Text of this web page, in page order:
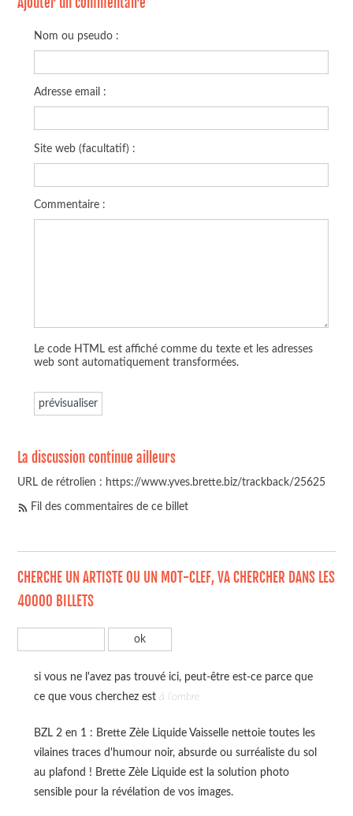
Nom ou pseudo :
Adresse email :
Site web (facultatif) :
Commentaire :
Le code HTML est affiché comme du texte et les adresses
web sont automatiquement transformées.
La discussion continue ailleurs
URL de rétrolien : https://www.yves.brette.biz/trackback/25625
Fil des commentaires de ce billet
CHERCHE UN ARTISTE OU UN MOT-CLEF, VA CHERCHER DANS LES
40000 BILLETS
si vous ne l'avez pas trouvé ici, peut-être est-ce parce que
ce que vous cherchez est à l'ombre
BZL 2 en 1 : Brette Zèle Liquide Vaisselle nettoie toutes les
vilaines traces d'humour noir, absurde ou surréaliste du sol
au plafond ! Brette Zèle Liquide est la solution photo
sensible pour la révélation de vos images.